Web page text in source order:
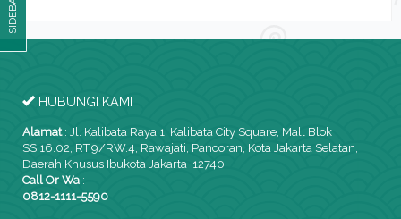
HUBUNGI KAMI
Alamat: Jl. Kalibata Raya 1, Kalibata City Square, Mall Blok
SS.16.02, RT.9/RW.4, Rawajati, Pancoran, Kota Jakarta Selatan,
Daerah Khusus Ibukota Jakarta 12740
Call Or Wa :
0812-1111-5590
SIDEBAR